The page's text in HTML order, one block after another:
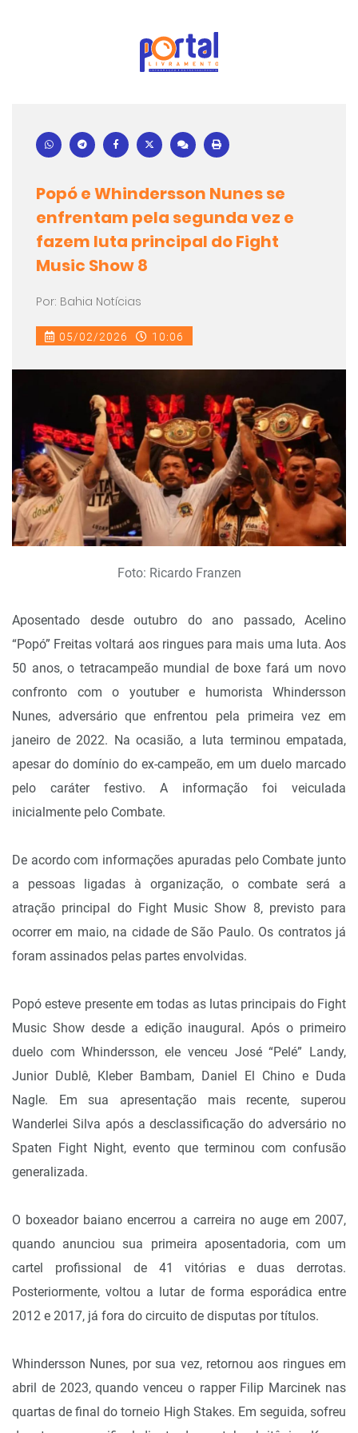
Popó e Whindersson Nunes se
enfrentam pela segunda vez e
fazem luta principal do Fight
Music Show 8
Por: Bahia Notícias
05/02/2026 10:06
Foto: Ricardo Franzen
Aposentado desde outubro do ano passado, Acelino
“Popó” Freitas voltará aos ringues para mais uma luta. Aos
50 anos, o tetracampeão mundial de boxe fará um novo
confronto com o youtuber e humorista Whindersson
Nunes, adversário que enfrentou pela primeira vez em
janeiro de 2022. Na ocasião, a luta terminou empatada,
apesar do domínio do ex-campeão, em um duelo marcado
pelo caráter festivo. A informação foi veiculada
inicialmente pelo Combate.
De acordo com informações apuradas pelo Combate junto
a pessoas ligadas à organização, o combate será a
atração principal do Fight Music Show 8, previsto para
ocorrer em maio, na cidade de São Paulo. Os contratos já
foram assinados pelas partes envolvidas.
Popó esteve presente em todas as lutas principais do Fight
Music Show desde a edição inaugural. Após o primeiro
duelo com Whindersson, ele venceu José “Pelé” Landy,
Junior Dublê, Kleber Bambam, Daniel El Chino e Duda
Nagle. Em sua apresentação mais recente, superou
Wanderlei Silva após a desclassificação do adversário no
Spaten Fight Night, evento que terminou com confusão
generalizada.
O boxeador baiano encerrou a carreira no auge em 2007,
quando anunciou sua primeira aposentadoria, com um
cartel profissional de 41 vitórias e duas derrotas.
Posteriormente, voltou a lutar de forma esporádica entre
2012 e 2017, já fora do circuito de disputas por títulos.
Whindersson Nunes, por sua vez, retornou aos ringues em
abril de 2023, quando venceu o rapper Filip Marcinek nas
quartas de final do torneio High Stakes. Em seguida, sofreu